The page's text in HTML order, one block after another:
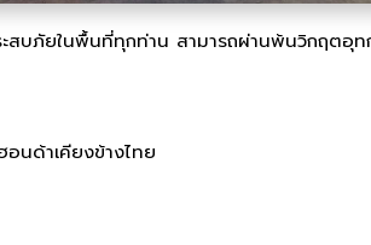
บภัยในพื้นที่ทุกท่าน สามารถผ่านพ้นวิกฤตอุ
นด้าเคียงข้างไทย